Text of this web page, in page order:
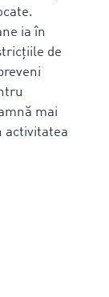
ia în
de
mai
activitatea